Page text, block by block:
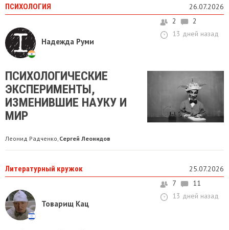
ПСИХОЛОГИЯ 26.07.2026
Надежда Руми
2
2
13 дней назад
ПСИХОЛОГИЧЕСКИЕ
ЭКСПЕРИМЕНТЫ,
ИЗМЕНИВШИЕ НАУКУ И
МИР
Леонид Радченко Сергей Леонидов
Литературный кружок 25.07.2026
Товарищ Кац
7
11
13 дней назад